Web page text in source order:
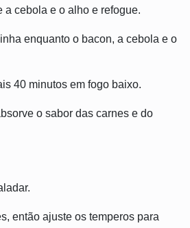
a cebola e o alho e refogue.
enquanto o bacon, a cebola e o
40 minutos em fogo baixo.
o sabor das carnes e do
então ajuste os temperos para